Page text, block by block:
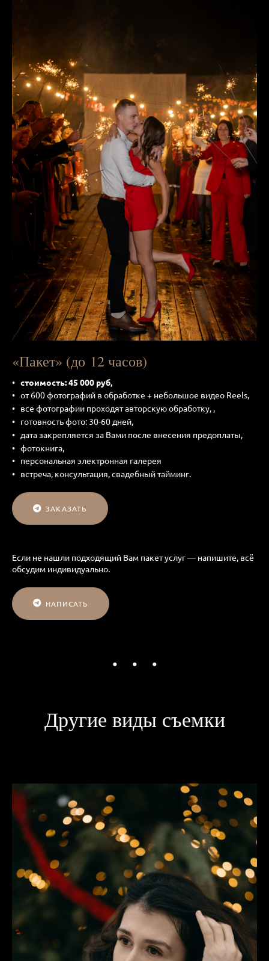
«Пакет» (до 12 часов)
стоимость: 45 000 руб,
от 600 фотографий в обработке + небольшое видео Reels,
все фотографии проходят авторскую обработку, ,
готовность фото: 30-60 дней,
дата закрепляется за Вами после внесения предоплаты,
фотокнига,
персональная электронная галерея
встреча, консультация, свадебный тайминг.
ЗАКАЗАТЬ
Если не нашли подходящий Вам пакет услуг — напишите, всё
обсудим индивидуально.
НАПИСАТЬ
Другие виды съемки